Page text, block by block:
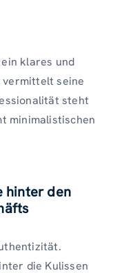
klares und
vermittelt seine
steht
minimalistischen
hinter den
die Kulissen